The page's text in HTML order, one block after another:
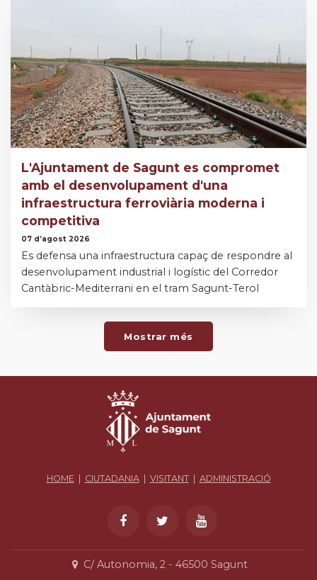
L'Ajuntament de Sagunt es compromet
amb el desenvolupament d'una
infraestructura ferroviària moderna i
competitiva
07 d’agost 2026
Es defensa una infraestructura capaç de respondre al
desenvolupament industrial i logístic del Corredor
Cantàbric-Mediterrani en el tram Sagunt-Terol
Mostrar més
HOME| CIUTADANIA| VISITANT| ADMINISTRACIÓ
C/ Autonomia, 2 - 46500 Sagunt